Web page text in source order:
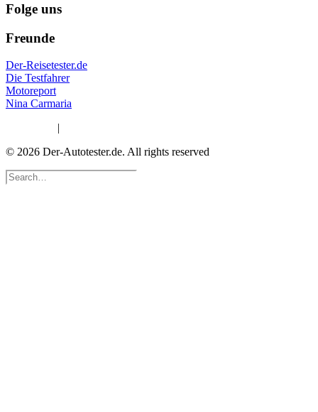
Folge uns
Freunde
Der-Reisetester.de
Die Testfahrer
Motoreport
Nina Carmaria
|
© 2026 Der-Autotester.de. All rights reserved